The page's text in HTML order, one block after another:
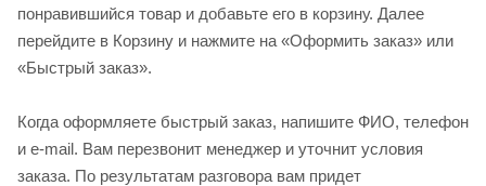
понравившийся товар и добавьте его в корзину. Далее
перейдите в Корзину и нажмите на «Оформить заказ» или
«Быстрый заказ».
Когда оформляете быстрый заказ, напишите ФИО, телефон
и e-mail. Вам перезвонит менеджер и уточнит условия
заказа. По результатам разговора вам придет